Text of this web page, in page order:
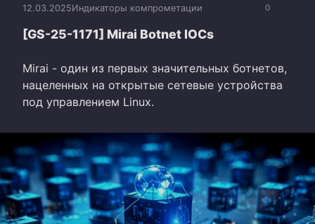
0
12.03.2025Индикаторы компрометации
[GS-25-1171] Mirai Botnet IOCs
Mirai - один из первых значительных ботнетов,
нацеленных на открытые сетевые устройства
под управлением Linux.